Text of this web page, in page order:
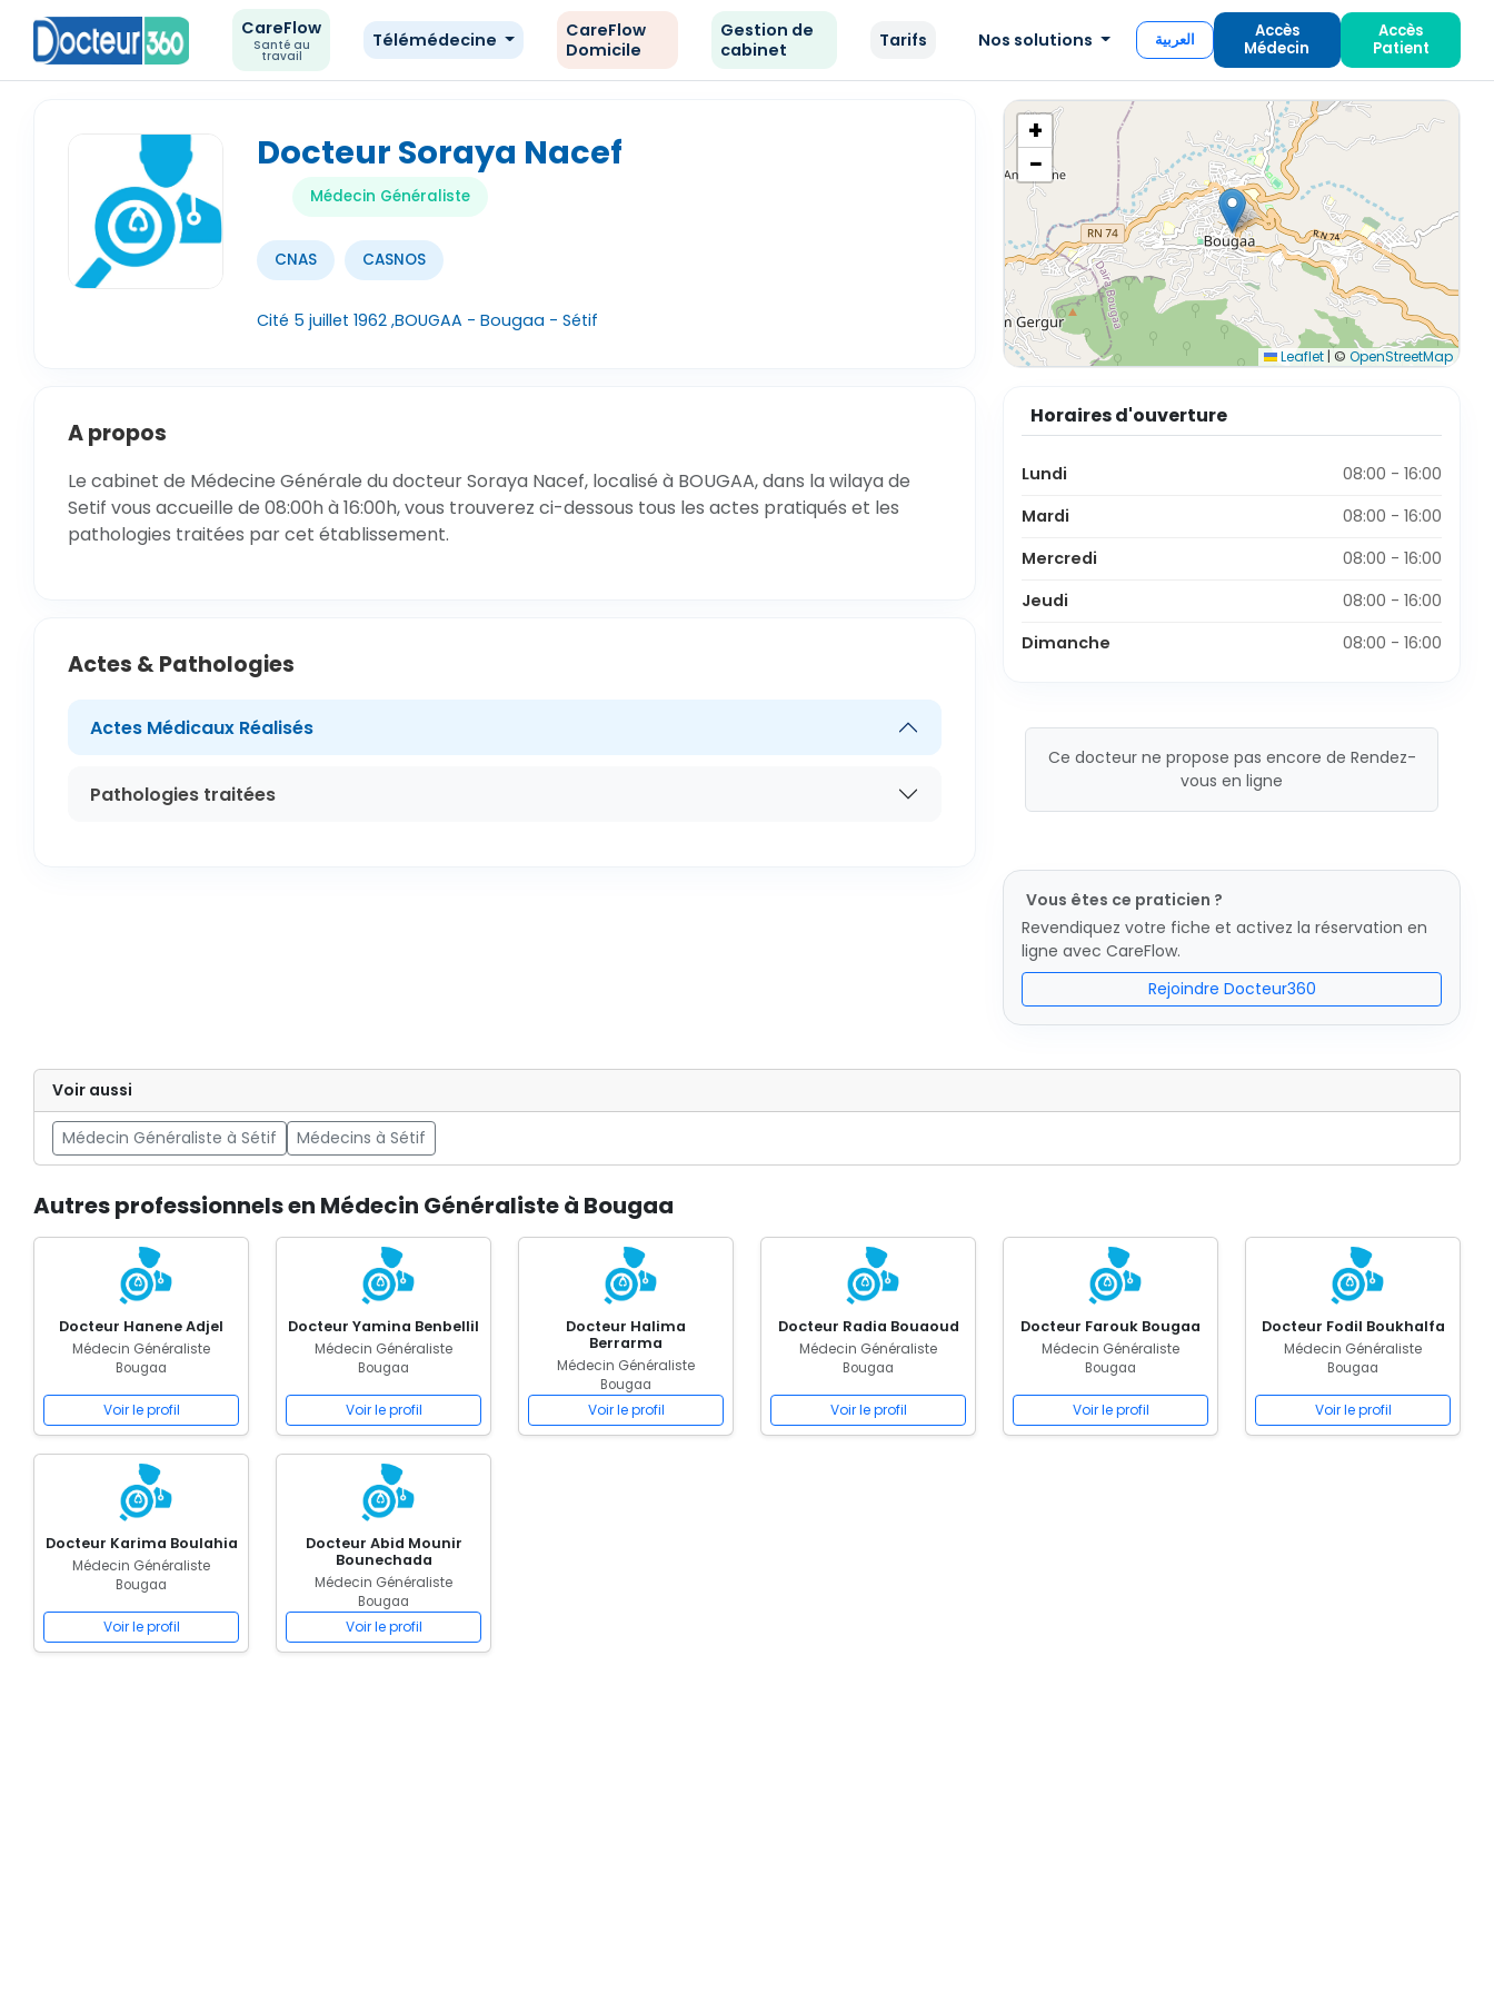
CareFlow
Santé au
travail
Télémédecine
CareFlow
Domicile
Gestion de
cabinet
Tarifs Nos solutions العربية
Accès
Médecin
Accès
Patient
Docteur Soraya Nacef
Médecin Généraliste
CNAS CASNOS
Cité 5 juillet 1962 ,BOUGAA - Bougaa - Sétif
+
−
Leaflet | © OpenStreetMap
A propos
Le cabinet de Médecine Générale du docteur Soraya Nacef, localisé à BOUGAA, dans la wilaya de
Setif vous accueille de 08:00h à 16:00h, vous trouverez ci-dessous tous les actes pratiqués et les
pathologies traitées par cet établissement.
Actes & Pathologies
Actes Médicaux Réalisés
Pathologies traitées
Horaires d'ouverture
Lundi
08:00 - 16:00
Mardi
08:00 - 16:00
Mercredi
08:00 - 16:00
Jeudi
08:00 - 16:00
Dimanche
08:00 - 16:00
Ce docteur ne propose pas encore de Rendez-
vous en ligne
Vous êtes ce praticien ?
Revendiquez votre fiche et activez la réservation en
ligne avec CareFlow.
Rejoindre Docteur360
Voir aussi
Médecin Généraliste à Sétif Médecins à Sétif
Autres professionnels en Médecin Généraliste à Bougaa
Docteur Hanene Adjel
Médecin Généraliste
Bougaa
Voir le profil
Docteur Yamina Benbellil
Médecin Généraliste
Bougaa
Voir le profil
Docteur Halima
Berrarma
Médecin Généraliste
Bougaa
Voir le profil
Docteur Radia Bouaoud
Médecin Généraliste
Bougaa
Voir le profil
Docteur Farouk Bougaa
Médecin Généraliste
Bougaa
Voir le profil
Docteur Fodil Boukhalfa
Médecin Généraliste
Bougaa
Voir le profil
Docteur Karima Boulahia
Médecin Généraliste
Bougaa
Voir le profil
Docteur Abid Mounir
Bounechada
Médecin Généraliste
Bougaa
Voir le profil